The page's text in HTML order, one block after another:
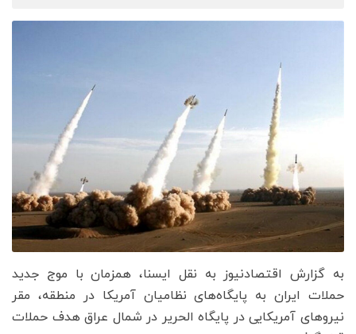
به گزارش اقتصادنیوز به نقل ایسنا، همزمان با موج جدید
حملات ایران به پایگاه‌های نظامیان آمریکا در منطقه، مقر
نیروهای آمریکایی در پایگاه الحریر در شمال عراق هدف حملات